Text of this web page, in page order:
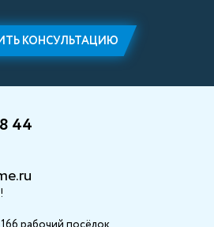
КОНСУЛЬТАЦИЮ
44